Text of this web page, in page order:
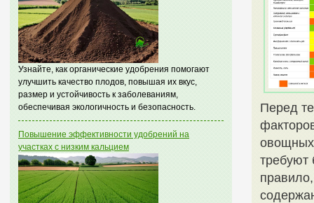
Узнайте, как органические удобрения помогают
улучшить качество плодов, повышая их вкус,
размер и устойчивость к заболеваниям,
обеспечивая экологичность и безопасность.
Повышение эффективности удобрений на
участках с низким кальцием
Перед
овощных
требуют